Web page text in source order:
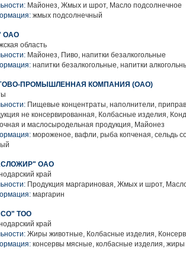
Майонез, Жмых и шрот, Масло подсолнечное
жмых подсолнечный
ОАО
область
Майонез, Пиво, напитки безалкогольные
напитки безалкогольные, напитки
ПРОМЫШЛЕННАЯ КОМПАНИЯ (ОАО)
Пищевые концентраты, наполнители,
не консервированная, Колбасные изделия,
и маслосыродельная продукция, Майонез
мороженое, вафли, рыба копченая, сельдь
ОАО
край
Продукция маргариновая, Жмых и шрот,
маргарин
ТОО
край
Жиры животные, Колбасные изделия,
консервы мясные, колбасные изделия,